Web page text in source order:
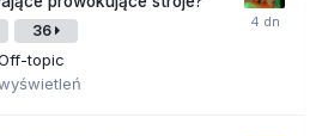
36
topic